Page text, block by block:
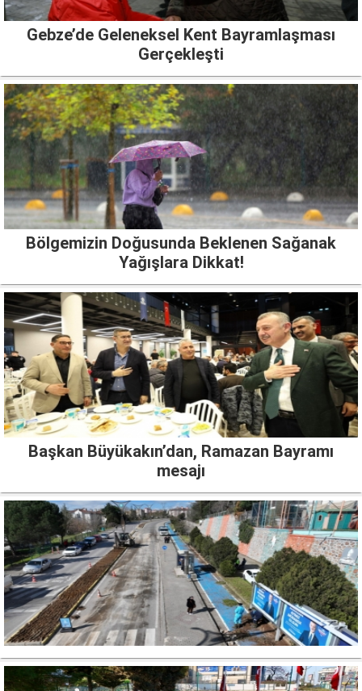
Gebze’de Geleneksel Kent Bayramlaşması
Gerçekleşti
Bölgemizin Doğusunda Beklenen Sağanak
Yağışlara Dikkat!
Başkan Büyükakın’dan, Ramazan Bayramı
mesajı